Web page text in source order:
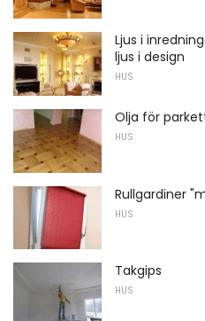
Ljus i
ljus i design
HUS
Olja för
HUS
Rullgardiner
HUS
Takgips
HUS